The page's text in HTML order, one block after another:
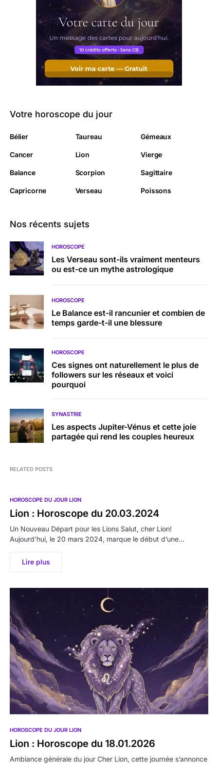
Votre horoscope du jour
Bélier Taureau Gémeaux
Cancer Lion Vierge
Balance Scorpion Sagittaire
Capricorne Verseau Poissons
Nos récents sujets
HOROSCOPE
Les Verseau sont-ils vraiment menteurs
ou est-ce un mythe astrologique
HOROSCOPE
Le Balance est-il rancunier et combien de
temps garde-t-il une blessure
HOROSCOPE
Ces signes ont naturellement le plus de
followers sur les réseaux et voici
pourquoi
SYNASTRIE
Les aspects Jupiter-Vénus et cette joie
partagée qui rend les couples heureux
RELATED POSTS
HOROSCOPE DU JOUR LION
Lion : Horoscope du 20.03.2024
Un Nouveau Départ pour les Lions Salut, cher Lion!
Aujourd’hui, le 20 mars 2024, marque le début d’une…
Lire plus
HOROSCOPE DU JOUR LION
Lion : Horoscope du 18.01.2026
Ambiance générale du jour Cher Lion, cette journée s’annonce